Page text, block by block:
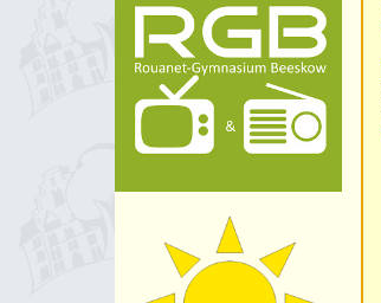
Konzerte &
Ausstellungen
Wettkämpfe &
Olympiaden
Schüleraustausch
Projektwoche
Weitere
Veranstaltungen
Kontakt
Organigramm
Schulprogramm
Hygienekonzept